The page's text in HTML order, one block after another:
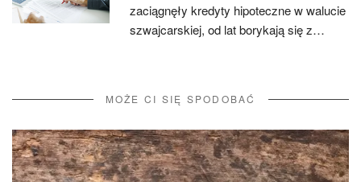
zaciągnęły kredyty hipoteczne w walucie
szwajcarskiej, od lat borykają się z…
MOŻE CI SIĘ SPODOBAĆ